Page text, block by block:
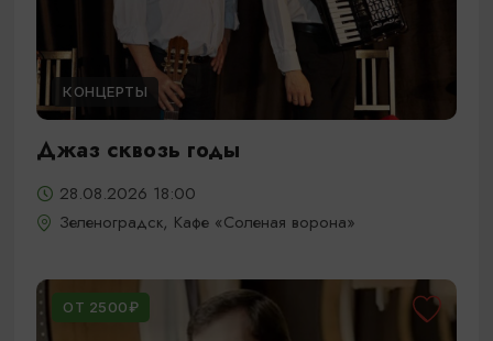
КОНЦЕРТЫ
Джаз сквозь годы
28.08.2026 18:00
Зеленоградск, Кафе «Соленая ворона»
ОТ 2500₽